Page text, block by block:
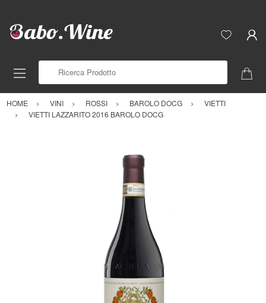
HOME VINI ROSSI BAROLO DOCG
VIETTI
VIETTI LAZZARITO 2016 BAROLO DOCG